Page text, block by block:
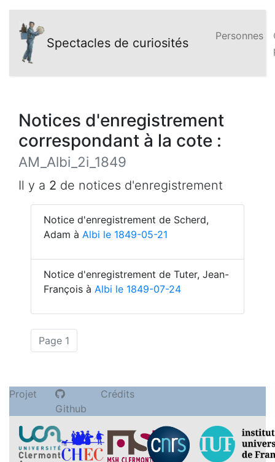
Spectacles de curiosités Personnes
Notices d'enregistrement
correspondant à la cote :
AM_Albi_2i_1849
Il y a 2 de notices d'enregistrement
Notice d'enregistrement de Scherd,
Adam à Albi le 1849-05-21
Notice d'enregistrement de Tuter, Jean-
François à Albi le 1849-07-24
Page 1
Projet
Github
Crédits